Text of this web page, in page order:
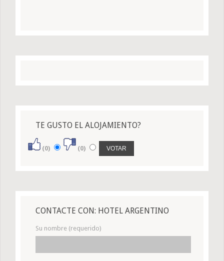
TE GUSTO EL ALOJAMIENTO?
(0) (0)
CONTACTE CON: HOTEL ARGENTINO
Su nombre (requerido)